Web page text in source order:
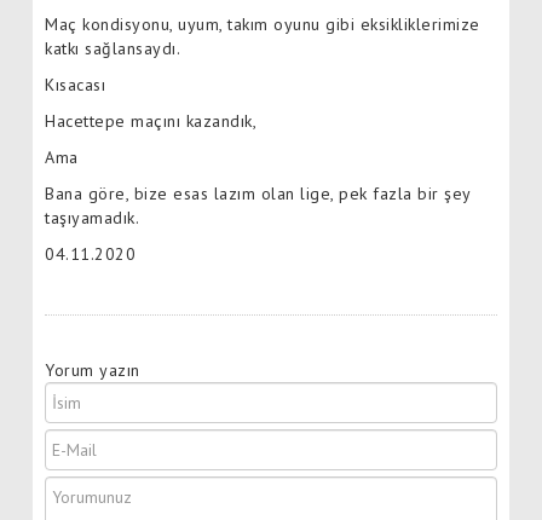
Maç kondisyonu, uyum, takım oyunu gibi eksikliklerimize
katkı sağlansaydı.
Kısacası
Hacettepe maçını kazandık,
Ama
Bana göre, bize esas lazım olan lige, pek fazla bir şey
taşıyamadık.
04.11.2020
Yorum yazın